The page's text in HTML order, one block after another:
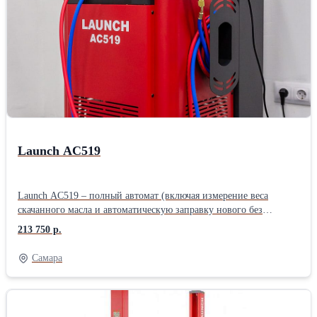
Автоматическая подача масла; Заполнение системы.
Launch AC519
Launch AC519 – полный автомат (включая измерение веса
скачанного масла и автоматическую заправку нового без
необходимости ручного подтверждения). Без ручных вентилей.
Подходит для работы с легковым, грузовым транспортом, а так
же спец.техники. - Простое и понятное меню на большом ЖК-
дисплее. Удобное отображение количества фреона и масла в
установке. - Автоматическая заправка нового масла по весу
откачанного масла (без необходимости ручного ввода). - Ёмкость
старого масла увеличенного объема. - Информативные и легко
213 750 р.
Самара